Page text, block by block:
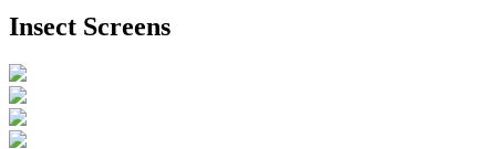
Insect Screens